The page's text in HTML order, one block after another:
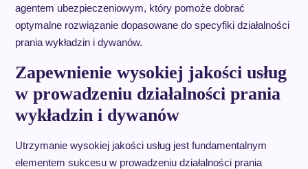
agentem ubezpieczeniowym, który pomoże dobrać
optymalne rozwiązanie dopasowane do specyfiki działalności
prania wykładzin i dywanów.
Zapewnienie wysokiej jakości usług
w prowadzeniu działalności prania
wykładzin i dywanów
Utrzymanie wysokiej jakości usług jest fundamentalnym
elementem sukcesu w prowadzeniu działalności prania